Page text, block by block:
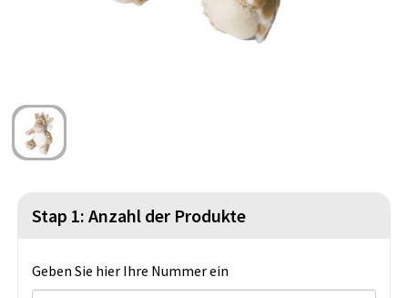
Seesäcke
Lampen und Werkzeug
Partyprodukte
Lebensmittel
Stap 1: Anzahl der Produkte
Geben Sie hier Ihre Nummer ein